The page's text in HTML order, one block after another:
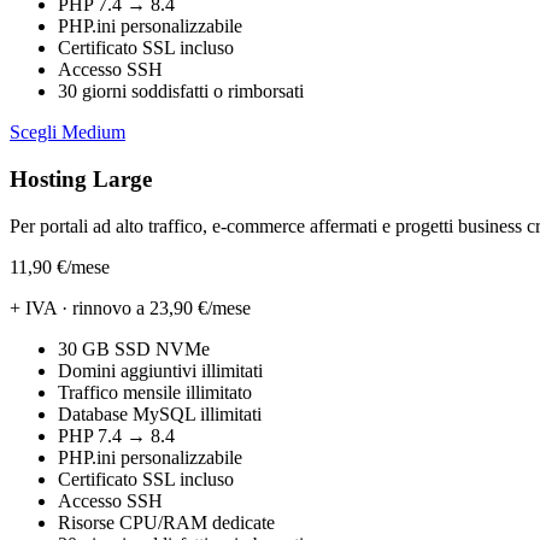
PHP 7.4 → 8.4
PHP.ini personalizzabile
Certificato SSL incluso
Accesso SSH
30 giorni soddisfatti o rimborsati
Scegli Medium
Hosting Large
Per portali ad alto traffico, e-commerce affermati e progetti business
11,90 €/mese
+ IVA · rinnovo a 23,90 €/mese
30 GB SSD NVMe
Domini aggiuntivi illimitati
Traffico mensile illimitato
Database MySQL illimitati
PHP 7.4 → 8.4
PHP.ini personalizzabile
Certificato SSL incluso
Accesso SSH
Risorse CPU/RAM dedicate